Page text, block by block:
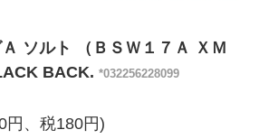
ソルト （ＢＳＷ１７Ａ ＸＭ
BACK. *032256228099
円、税180円)